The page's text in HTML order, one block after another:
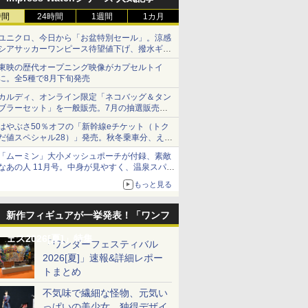
24時間 1週間 1カ月
ニクロ、今日から「お盆特別セール」。涼感
アサッカーワンピース待望値下げ、撥水ギア
ョーツは1990円に
映の歴代オープニング映像がカプセルトイ
。全5種で8月下旬発売
ルディ、オンライン限定「ネコバッグ＆タン
ラーセット」を一般販売。7月の抽選販売の
選無効分
やぶさ50％オフの「新幹線eチケット（トク
値スペシャル28）」発売。秋冬乗車分、えき
っと限定
ムーミン」大小メッシュポーチが付録、素敵
あの人 11月号。中身が見やすく、温泉スパに
もっと見る
新作フィギュアが一挙発表！「ワンフ
ェス2026[夏]」特集「ワンダーフェスティバル
2026[夏]」速報&詳細レポー
トまとめ
不気味で繊細な怪物、元気い